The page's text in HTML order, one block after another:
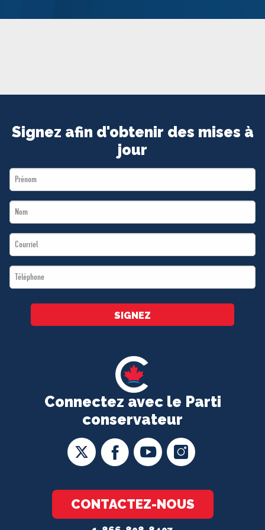
Connectez avec le Parti
conservateur
CONTACTEZ-NOUS
Signez afin d'obtenir des mises à
jour
First
Name
Last
Name
Email
*
Téléphone
*
SIGNEZ